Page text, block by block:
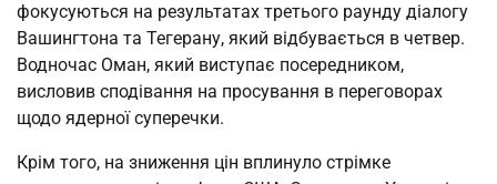
фокусуються на результатах третього раунду діалогу
Вашингтона та Тегерану, який відбувається в четвер.
Водночас Оман, який виступає посередником,
висловив сподівання на просування в переговорах
щодо ядерної суперечки.
Крім того, на зниження цін вплинуло стрімке